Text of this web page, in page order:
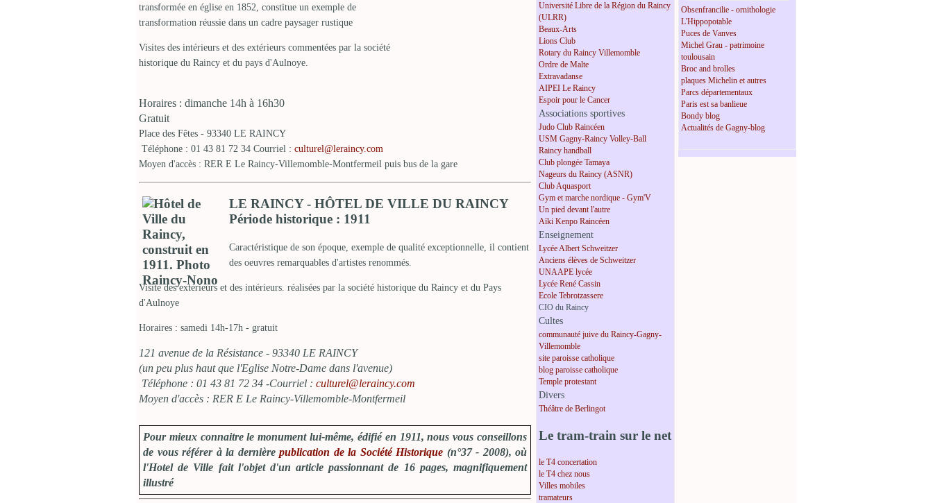
transformée en église en 1852, constitue un exemple de
transformation réussie dans un cadre paysager rustique
Visites des intérieurs et des extérieurs commentées par la société
historique du Raincy et du pays d'Aulnoye.
Horaires : dimanche 14h à 16h30
Gratuit
Place des Fêtes - 93340 LE RAINCY
Téléphone : 01 43 81 72 34 Courriel : culturel@leraincy.com
Moyen d'accès : RER E Le Raincy-Villemomble-Montfermeil puis bus de la gare
LE RAINCY - HÔTEL DE VILLE DU RAINCY
Période historique : 1911
Caractéristique de son époque, exemple de qualité exceptionnelle, il contient
des oeuvres remarquables d'artistes renommés.
Visite des extérieurs et des intérieurs. réalisées par la société historique du Raincy et du Pays
d'Aulnoye
Horaires : samedi 14h-17h - gratuit
121 avenue de la Résistance - 93340 LE RAINCY
(un peu plus haut que l'Eglise Notre-Dame dans l'avenue)
Téléphone : 01 43 81 72 34 -Courriel : culturel@leraincy.com
Moyen d'accès : RER E Le Raincy-Villemomble-Montfermeil
Pour mieux connaitre le monument lui-même, édifié en 1911, nous vous conseillons
de vous référer à la dernière publication de la Société Historique (n°37 - 2008), où
l'Hotel de Ville fait l'objet d'un article passionnant de 16 pages, magnifiquement
illustré
Université Libre de la Région du Raincy
(ULRR)
Beaux-Arts
Lions Club
Rotary du Raincy Villemomble
Ordre de Malte
Extravadanse
AIPEI Le Raincy
Espoir pour le Cancer
Associations sportives
Judo Club Raincéen
USM Gagny-Raincy Volley-Ball
Raincy handball
Club plongée Tamaya
Nageurs du Raincy (ASNR)
Club Aquasport
Gym et marche nordique - Gym'V
Un pied devant l'autre
Aïki Kenpo Raincéen
Enseignement
Lycée Albert Schweitzer
Anciens élèves de Schweitzer
UNAAPE lycée
Lycée René Cassin
Ecole Tebrotzassere
CIO du Raincy
Cultes
communauté juive du Raincy-Gagny-
Villemomble
site paroisse catholique
blog paroisse catholique
Temple protestant
Divers
Théâtre de Berlingot
Le tram-train sur le net
le T4 concertation
le T4 chez nous
Villes mobiles
tramateurs
Obsenfrancilie - ornithologie
L'Hippopotable
Puces de Vanves
Michel Grau - patrimoine
toulousain
Broc and brolles
plaques Michelin et autres
Parcs départementaux
Paris est sa banlieue
Bondy blog
Actualités de Gagny-blog